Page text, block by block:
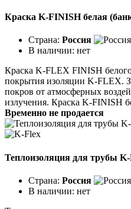
Краска K-FINISH белая
Страна: Россия
В наличии: нет
Краска K-FLEX FINISH белого
покрытия изоляции K-FLEX.
покров от атмосферных
излучения. Краска K-FINISH
Временно не продается
Теплоизоляция для трубы
Страна: Россия
В наличии: нет